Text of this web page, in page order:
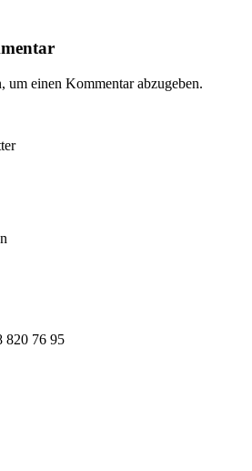
um einen Kommentar abzugeben.
820 76 95